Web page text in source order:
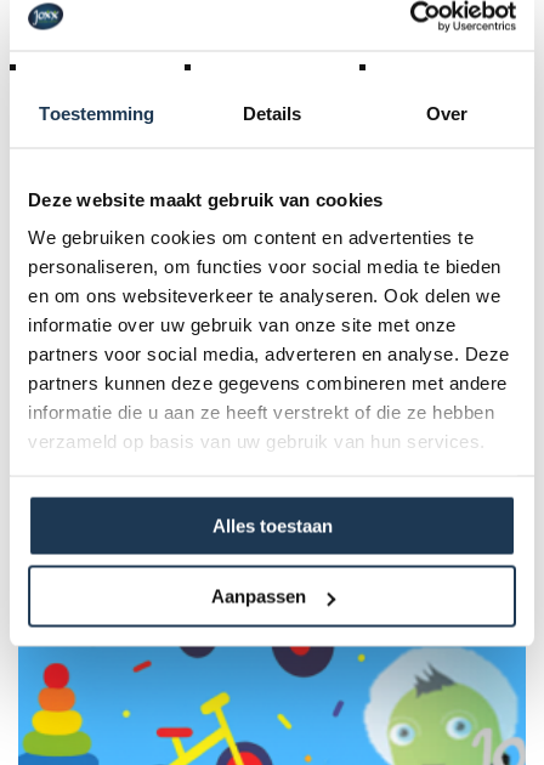
Toestemming Details Over
Deze website maakt gebruik van cookies
We gebruiken cookies om content en advertenties te
personaliseren, om functies voor social media te bieden
en om ons websiteverkeer te analyseren. Ook delen we
informatie over uw gebruik van onze site met onze
partners voor social media, adverteren en analyse. Deze
partners kunnen deze gegevens combineren met andere
informatie die u aan ze heeft verstrekt of die ze hebben
verzameld op basis van uw gebruik van hun services.
Alles toestaan
Aanpassen
Afmetingen (l x b x h):
Dit product behoort tot de
volgende categorie(ën)